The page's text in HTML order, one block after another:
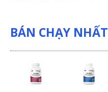
BÁN CHẠY NHẤT